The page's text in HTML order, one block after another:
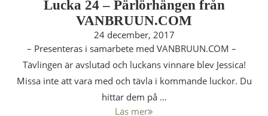
Lucka 24 – Pärlörhängen från
VANBRUUN.COM
24 december, 2017
– Presenteras i samarbete med VANBRUUN.COM –
Tävlingen är avslutad och luckans vinnare blev Jessica!
Missa inte att vara med och tävla i kommande luckor. Du
hittar dem på …
Läs mer